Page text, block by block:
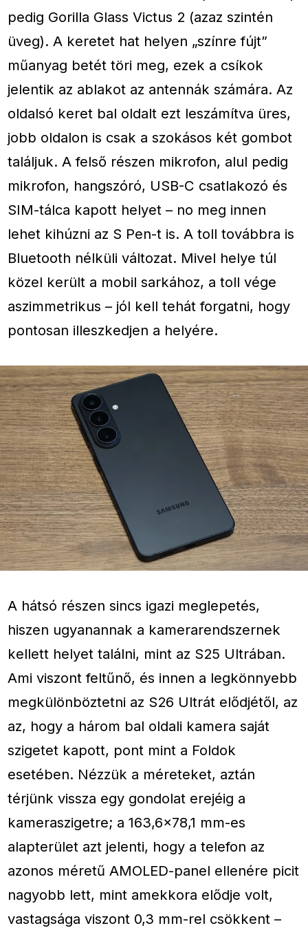
pedig Gorilla Glass Victus 2 (azaz szintén
üveg). A keretet hat helyen „színre fújt”
műanyag betét töri meg, ezek a csíkok
jelentik az ablakot az antennák számára. Az
oldalsó keret bal oldalt ezt leszámítva üres,
jobb oldalon is csak a szokásos két gombot
találjuk. A felső részen mikrofon, alul pedig
mikrofon, hangszóró, USB-C csatlakozó és
SIM-tálca kapott helyet – no meg innen
lehet kihúzni az S Pen-t is. A toll továbbra is
Bluetooth nélküli változat. Mivel helye túl
közel került a mobil sarkához, a toll vége
aszimmetrikus – jól kell tehát forgatni, hogy
pontosan illeszkedjen a helyére.
A hátsó részen sincs igazi meglepetés,
hiszen ugyanannak a kamerarendszernek
kellett helyet találni, mint az S25 Ultrában.
Ami viszont feltűnő, és innen a legkönnyebb
megkülönböztetni az S26 Ultrát elődjétől, az
az, hogy a három bal oldali kamera saját
szigetet kapott, pont mint a Foldok
esetében. Nézzük a méreteket, aztán
térjünk vissza egy gondolat erejéig a
kameraszigetre; a 163,6×78,1 mm-es
alapterület azt jelenti, hogy a telefon az
azonos méretű AMOLED-panel ellenére picit
nagyobb lett, mint amekkora elődje volt,
vastagsága viszont 0,3 mm-rel csökkent –